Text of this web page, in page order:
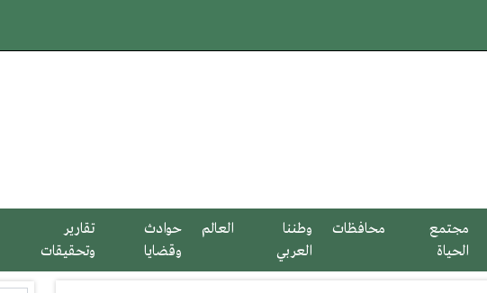
مجتمع
الحياة
محافظات
وطننا
العربي
العالم
حوادث
وقضايا
تقارير
وتحقيقات